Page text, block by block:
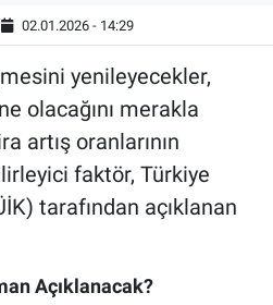
02.01.2026 - 14:29
yenileyecekler,
olacağını merakla
artış oranlarının
faktör, Türkiye
tarafından açıklanan
Açıklanacak?